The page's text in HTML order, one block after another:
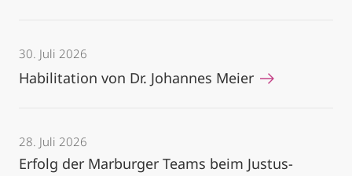
30. Juli 2026
Habilitation von Dr. Johannes Meier
28. Juli 2026
Erfolg der Marburger Teams beim Justus-